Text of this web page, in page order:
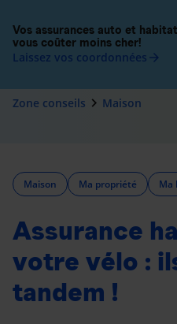
Zone conseils navigate_next Maison
Maison Ma propriété Ma
Assurance
votre vélo :
tandem !
Vos assurances auto et
vous coûter moins cher!
Laissez vos coordonnées arrow_forward